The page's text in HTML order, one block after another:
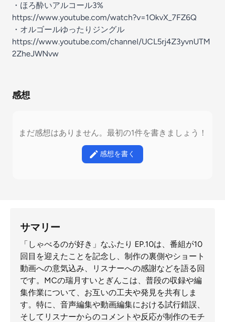
・ほろ酔いアルコール3%
⁠https://www.youtube.com/watch?v=1OkvX_7FZ6Q⁠
・オルゴールゆったりジングル
⁠https://www.youtube.com/channel/UCL5rj4Z3yvnUTM
2ZheJWNvw⁠
感想
まだ感想はありません。最初の1件を書きましょう！
感想を書く
サマリー
「しゃべるのが好き」なふたり EP.10は、番組が10
回目を迎えたことを記念し、制作の裏側やショート
動画への意気込み、リスナーへの感謝などを語る回
です。MCの瑞月すいとぎんこは、普段の収録や編
集作業について、お互いの工夫や発見を共有しま
す。特に、音声編集や動画編集における試行錯誤、
そしてリスナーからのコメントや反応が制作のモチ